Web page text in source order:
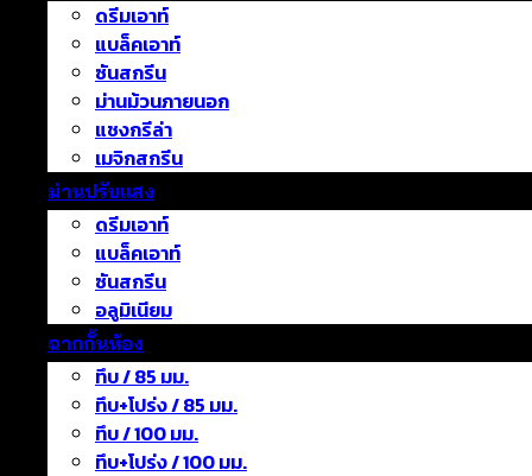
ดรีมเอาท์
แบล็คเอาท์
ซันสกรีน
ม่านม้วนภายนอก
แชงกรีล่า
เมจิกสกรีน
ม่านปรับแสง
ดรีมเอาท์
แบล็คเอาท์
ซันสกรีน
อลูมิเนียม
ฉากกั้นห้อง
ทึบ / 85 มม.
ทึบ+โปร่ง / 85 มม.
ทึบ / 100 มม.
ทึบ+โปร่ง / 100 มม.